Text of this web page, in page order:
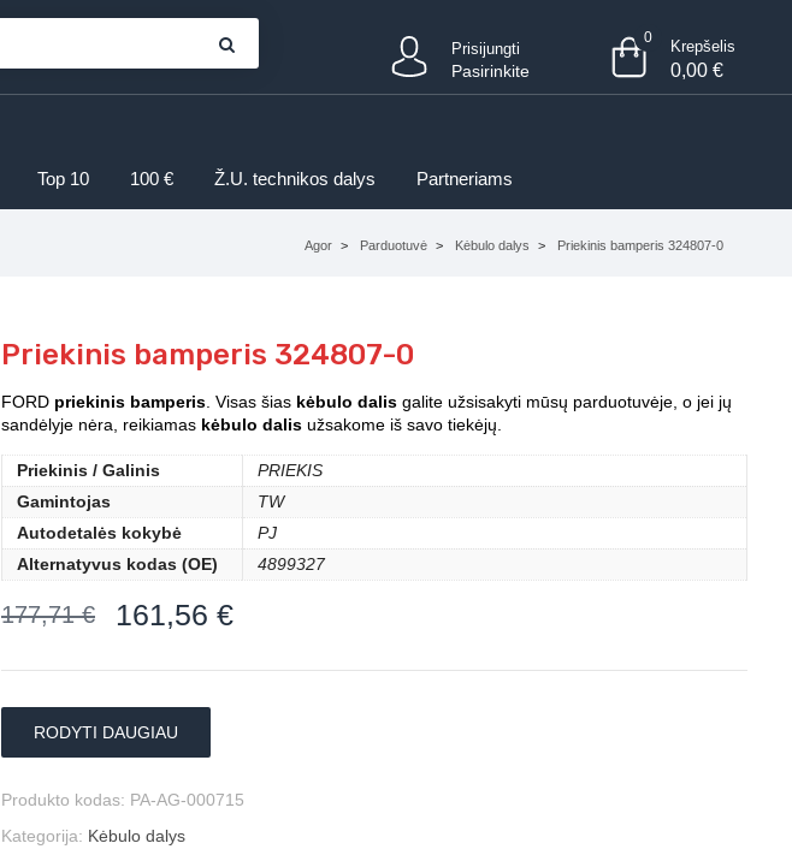
Prisijungti
Pasirinkite
0 Krepšelis
0,00 €
Top 10 100 € Ž.U. technikos dalys Partneriams
Agor Parduotuvė Kėbulo dalys Priekinis bamperis 324807-0
Priekinis bamperis 324807-0
FORD priekinis bamperis . Visas šias kėbulo dalis galite užsisakyti mūsų parduotuvėje, o jei jų
sandėlyje nėra, reikiamas kėbulo dalis užsakome iš savo tiekėjų.
Priekinis / Galinis
PRIEKIS
Gamintojas
TW
Autodetalės kokybė
PJ
Alternatyvus kodas (OE)
4899327
177,71€ 161,56 €
RODYTI DAUGIAU
Produkto kodas: PA-AG-000715
Kategorija: Kėbulo dalys